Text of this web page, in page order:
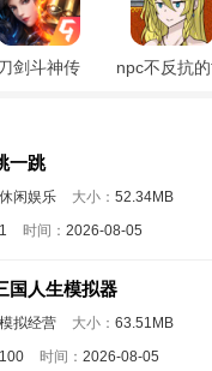
剑斗神传
npc不反抗
一跳
休闲娱乐 大小： 52.34MB
1 时间： 2026-08-05
国人生模拟器
模拟经营 大小： 63.51MB
100 时间： 2026-08-05